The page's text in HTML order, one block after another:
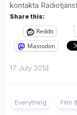
kontakta
Share this:
Reddit
Mastodon
17 July 2014
Everything Film